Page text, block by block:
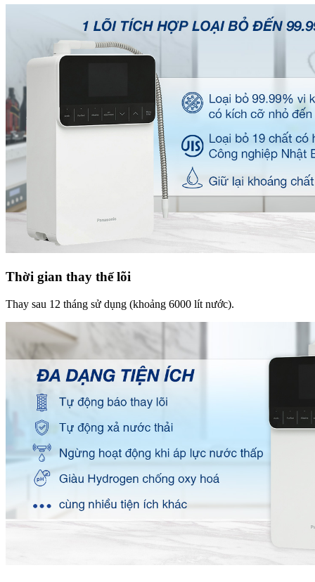
Thời gian thay thế lõi
Thay sau 12 tháng sử dụng (khoảng 6000 lít nước).